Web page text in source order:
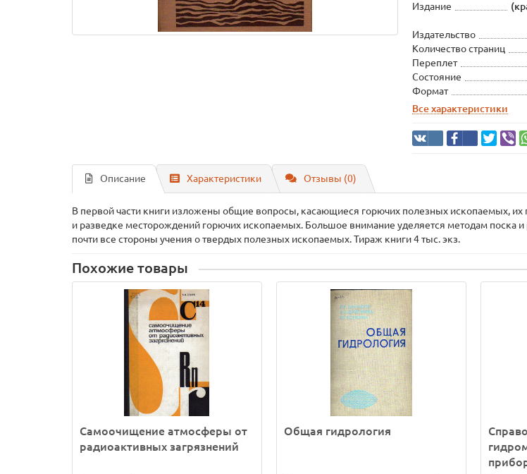
Издание
Издательство
Количество страниц
Переплет
Состояние
Формат
Все характеристики
Описание Характеристики Отзывы (0)
В первой части книги изложены общие вопросы, касающиеся горючих полезных ископаемых, их
и разведке месторождений горючих ископаемых. Большое внимание уделяется методам поска
почти все стороны учения о твердых полезных ископаемых. Тираж книги 4 тыс. экз.
Похожие товары
Самоочищение атмосферы от
радиоактивных загрязнений
Общая гидрология